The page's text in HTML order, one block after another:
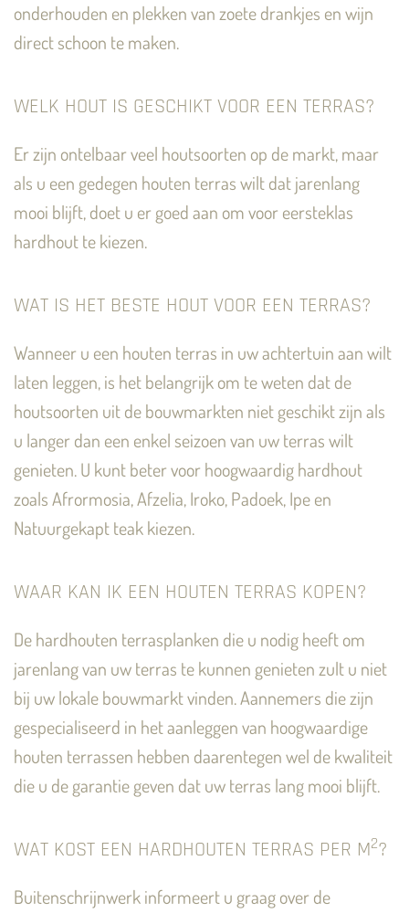
onderhouden en plekken van zoete drankjes en wijn
direct schoon te maken.
WELK HOUT IS GESCHIKT VOOR EEN TERRAS?
Er zijn ontelbaar veel houtsoorten op de markt, maar
als u een gedegen houten terras wilt dat jarenlang
mooi blijft, doet u er goed aan om voor eersteklas
hardhout te kiezen.
WAT IS HET BESTE HOUT VOOR EEN TERRAS?
Wanneer u een houten terras in uw achtertuin aan wilt
laten leggen, is het belangrijk om te weten dat de
houtsoorten uit de bouwmarkten niet geschikt zijn als
u langer dan een enkel seizoen van uw terras wilt
genieten. U kunt beter voor hoogwaardig hardhout
zoals Afrormosia, Afzelia, Iroko, Padoek, Ipe en
Natuurgekapt teak kiezen.
WAAR KAN IK EEN HOUTEN TERRAS KOPEN?
De hardhouten terrasplanken die u nodig heeft om
jarenlang van uw terras te kunnen genieten zult u niet
bij uw lokale bouwmarkt vinden. Aannemers die zijn
gespecialiseerd in het aanleggen van hoogwaardige
houten terrassen hebben daarentegen wel de kwaliteit
die u de garantie geven dat uw terras lang mooi blijft.
WAT KOST EEN HARDHOUTEN TERRAS PER M2?
Buitenschrijnwerk informeert u graag over de